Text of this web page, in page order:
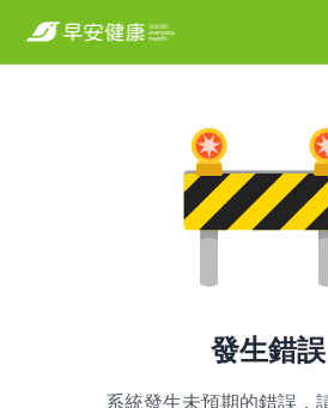
發生錯誤
系統發生未預期的錯誤，